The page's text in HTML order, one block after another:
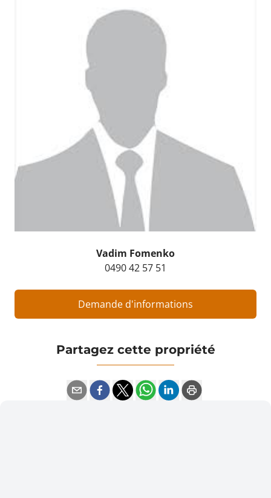
Vadim Fomenko
0490 42 57 51
Demande d'informations
Partagez cette propriété